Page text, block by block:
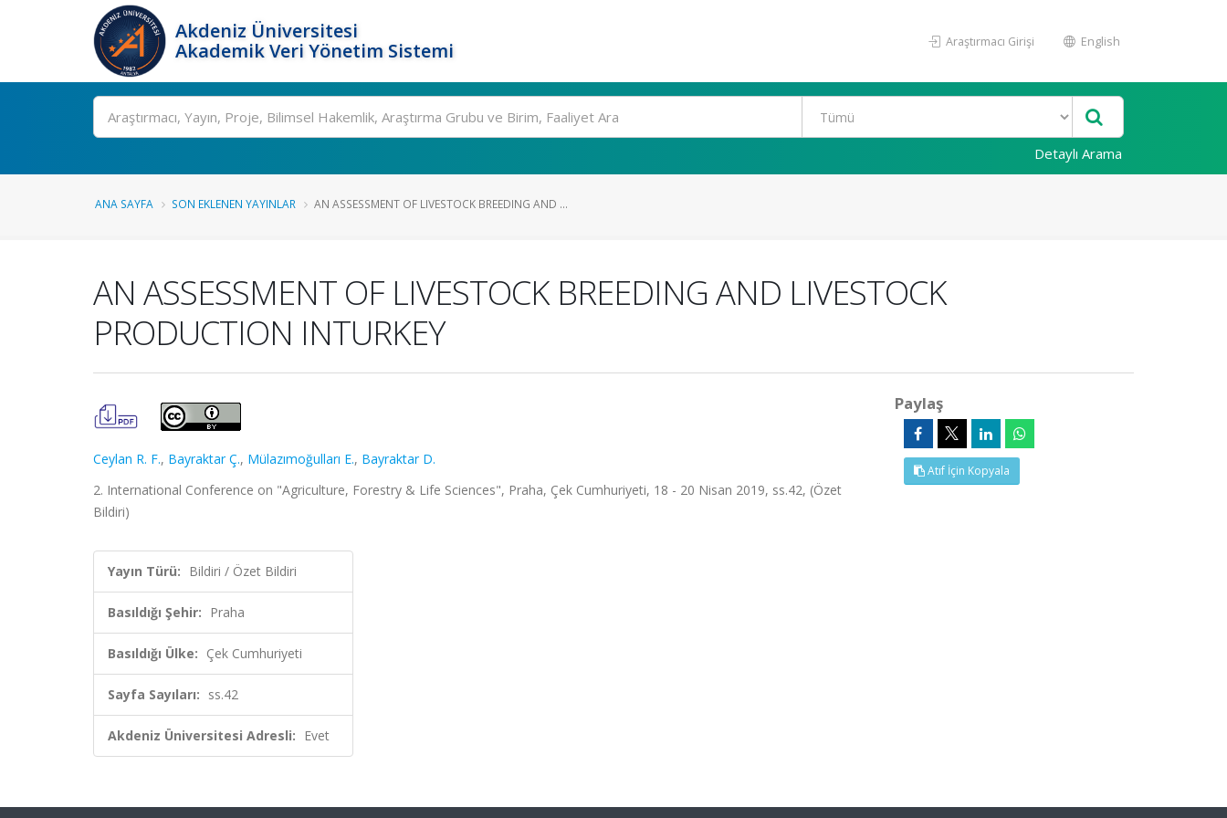
Akdeniz Üniversitesi
Akademik Veri Yönetim Sistemi
Araştırmacı Girişi English
Ara
Detaylı Arama
ANA SAYFA SON EKLENEN YAYINLAR AN ASSESSMENT OF LIVESTOCK BREEDING AND ...
AN ASSESSMENT OF LIVESTOCK BREEDING AND LIVESTOCK
PRODUCTION INTURKEY
Ceylan R. F., Bayraktar Ç., Mülazımoğulları E., Bayraktar D.
2. International Conference on "Agriculture, Forestry & Life Sciences", Praha, Çek Cumhuriyeti, 18 - 20 Nisan 2019, ss.42, (Özet
Bildiri)
Yayın Türü: Bildiri / Özet Bildiri
Basıldığı Şehir: Praha
Basıldığı Ülke: Çek Cumhuriyeti
Sayfa Sayıları: ss.42
Akdeniz Üniversitesi Adresli: Evet
Paylaş
Atıf İçin Kopyala